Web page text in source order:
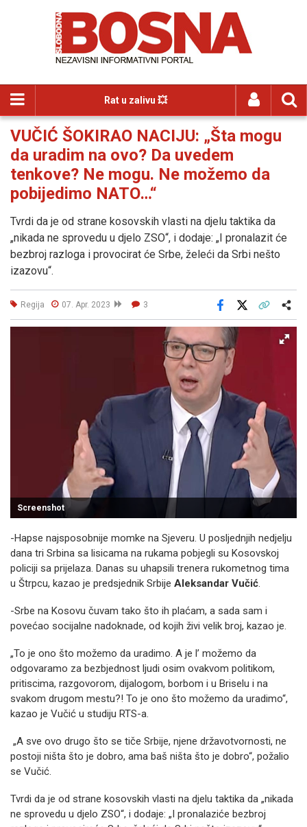
Rat u zalivu 💥
VUČIĆ ŠOKIRAO NACIJU: „Šta mogu
da uradim na ovo? Da uvedem
tenkove? Ne mogu. Ne možemo da
pobijedimo NATO…“
Tvrdi da je od strane kosovskih vlasti na djelu taktika da
„nikada ne sprovedu u djelo ZSO“, i dodaje: „I pronalazit će
bezbroj razloga i provocirat će Srbe, želeći da Srbi nešto
izazovu“.
Regija 07. Apr. 2023 3
Facebook
Screenshot
-Hapse najsposobnije momke na Sjeveru. U posljednjih nedjelju
dana tri Srbina sa lisicama na rukama pobjegli su Kosovskoj
policiji sa prijelaza. Danas su uhapsili trenera rukometnog tima
u Štrpcu, kazao je predsjednik Srbije Aleksandar Vučić.
-Srbe na Kosovu čuvam tako što ih plaćam, a sada sam i
povećao socijalne nadoknade, od kojih živi velik broj, kazao je.
„To je ono što možemo da uradimo. A je l’ možemo da
odgovaramo za bezbjednost ljudi osim ovakvom politikom,
pritiscima, razgovorom, dijalogom, borbom i u Briselu i na
svakom drugom mestu?! To je ono što možemo da uradimo“,
kazao je Vučić u studiju RTS-a.
„A sve ovo drugo što se tiče Srbije, njene državotvornosti, ne
postoji ništa što je dobro, ama baš ništa što je dobro“, požalio
se Vučić.
Tvrdi da je od strane kosovskih vlasti na djelu taktika da „nikada
ne sprovedu u djelo ZSO“, i dodaje: „I pronalaziće bezbroj